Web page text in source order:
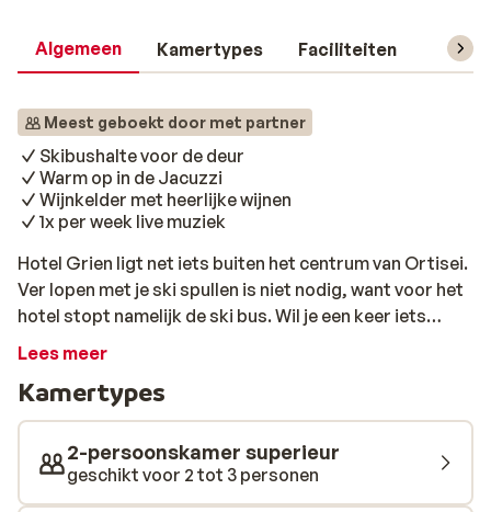
Algemeen Kamertypes Faciliteiten
Meest geboekt door met partner
Skibushalte voor de deur
Warm op in de Jacuzzi
Wijnkelder met heerlijke wijnen
1x per week live muziek
Hotel Grien ligt net iets buiten het centrum van Ortisei.
Ver lopen met je ski spullen is niet nodig, want voor het
hotel stopt namelijk de ski bus. Wil je een keer iets
anders dan skiën? Het hotel organiseert samen met
verschillende activiteiten zoals
sneeuwschoenwandelen, met de sneeuwsafaribus op
stap, speciale activiteiten voor kinderen of
nachtwandelingen. Na een top dag op de piste kun je
heerlijk nog wat baantjes trekken in het verwarmde
Lees meer
Kamertypes
2-persoonskamer superieur
geschikt voor 2 tot 3 personen